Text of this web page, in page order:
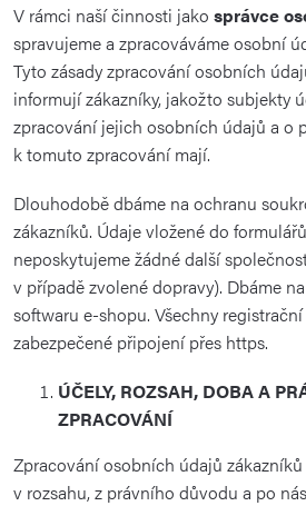
V rámci naší činnosti jako správce
spravujeme a zpracováváme osobní
Tyto zásady zpracování osobních
informují zákazníky, jakožto subjekty
zpracování jejich osobních údajů a o
k tomuto zpracování mají.
Dlouhodobě dbáme na ochranu
zákazníků. Údaje vložené do
neposkytujeme žádné další
v případě zvolené dopravy). Dbáme
softwaru e-shopu. Všechny
zabezpečené připojení přes https.
ÚČELY, ROZSAH, DOBA A
ZPRACOVÁNÍ
Zpracování osobních údajů
v rozsahu, z právního důvodu a po